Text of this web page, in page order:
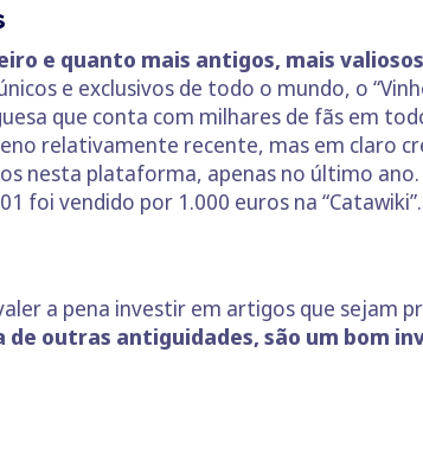
e quanto mais antigos, mais
e exclusivos de todo o mundo, o
que conta com milhares de fãs em
relativamente recente, mas em claro
nesta plataforma, apenas no último
foi vendido por 1.000 euros na “Catawiki”.
a pena investir em artigos que sejam
de outras antiguidades, são um bom